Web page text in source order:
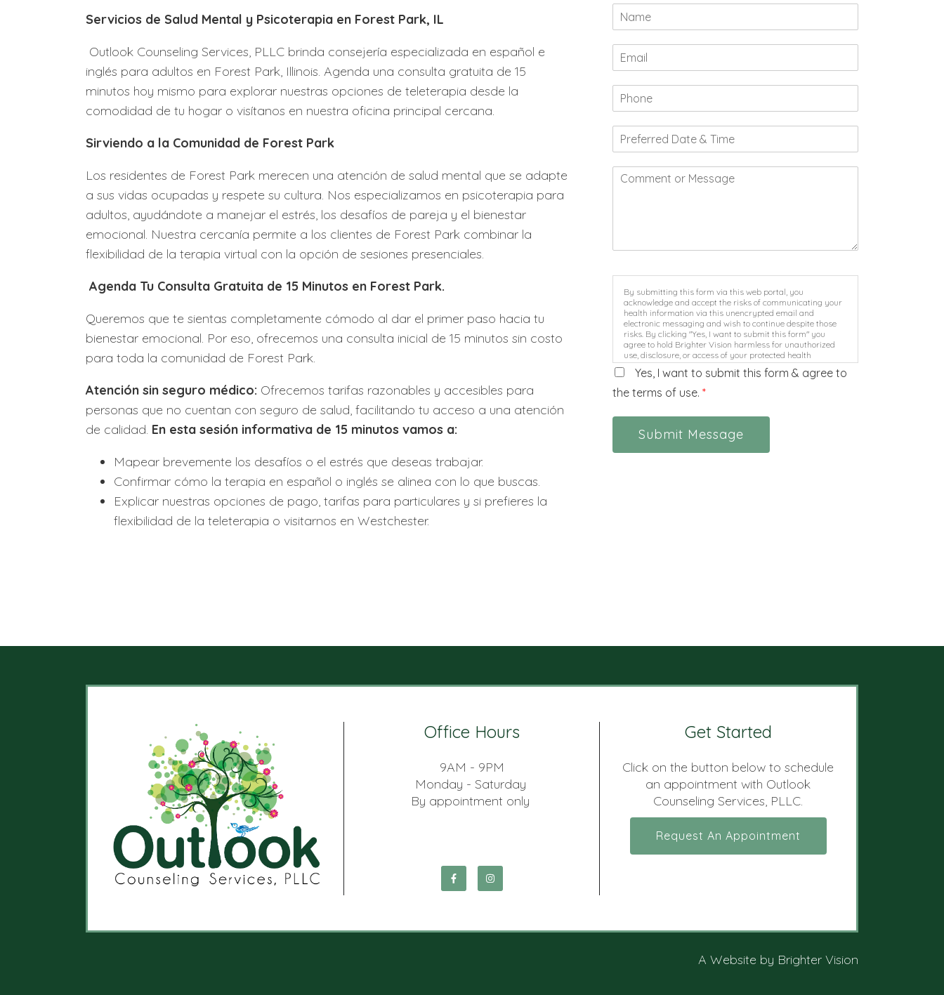
Servicios de Salud Mental y Psicoterapia en Forest Park, IL
Outlook Counseling Services, PLLC brinda consejería especializada en español e
inglés para adultos en Forest Park, Illinois. Agenda una consulta gratuita de 15
minutos hoy mismo para explorar nuestras opciones de teleterapia desde la
comodidad de tu hogar o visítanos en nuestra oficina principal cercana.
Sirviendo a la Comunidad de Forest Park
Los residentes de Forest Park merecen una atención de salud mental que se adapte
a sus vidas ocupadas y respete su cultura. Nos especializamos en psicoterapia para
adultos, ayudándote a manejar el estrés, los desafíos de pareja y el bienestar
emocional. Nuestra cercanía permite a los clientes de Forest Park combinar la
flexibilidad de la terapia virtual con la opción de sesiones presenciales.
Agenda Tu Consulta Gratuita de 15 Minutos en Forest Park.
Queremos que te sientas completamente cómodo al dar el primer paso hacia tu
bienestar emocional. Por eso, ofrecemos una consulta inicial de 15 minutos sin costo
para toda la comunidad de Forest Park.
Atención sin seguro médico: Ofrecemos tarifas razonables y accesibles para
personas que no cuentan con seguro de salud, facilitando tu acceso a una atención
de calidad. En esta sesión informativa de 15 minutos vamos a:
Mapear brevemente los desafíos o el estrés que deseas trabajar.
Confirmar cómo la terapia en español o inglés se alinea con lo que buscas.
Explicar nuestras opciones de pago, tarifas para particulares y si prefieres la
flexibilidad de la teleterapia o visitarnos en Westchester.
By submitting this form via this web portal, you
acknowledge and accept the risks of communicating your
health information via this unencrypted email and
electronic messaging and wish to continue despite those
risks. By clicking "Yes, I want to submit this form" you
agree to hold Brighter Vision harmless for unauthorized
use, disclosure, or access of your protected health
information sent via this electronic means.
Yes, I want to submit this form & agree to
the terms of use. *
Submit Message
Office Hours
9AM - 9PM
Monday - Saturday
By appointment only
Get Started
Click on the button below to schedule
an appointment with Outlook
Counseling Services, PLLC.
Request An Appointment
A Website by Brighter Vision